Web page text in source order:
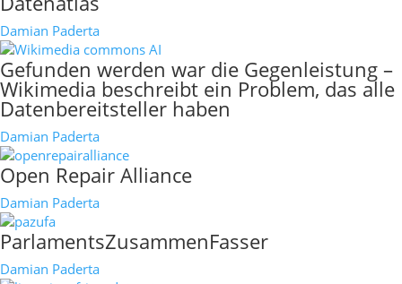
Damian Paderta
Gefunden werden war die Gegenleistung –
Wikimedia beschreibt ein Problem, das alle
Datenbereitsteller haben
Damian Paderta
Open Repair Alliance
Damian Paderta
ParlamentsZusammenFasser
Damian Paderta